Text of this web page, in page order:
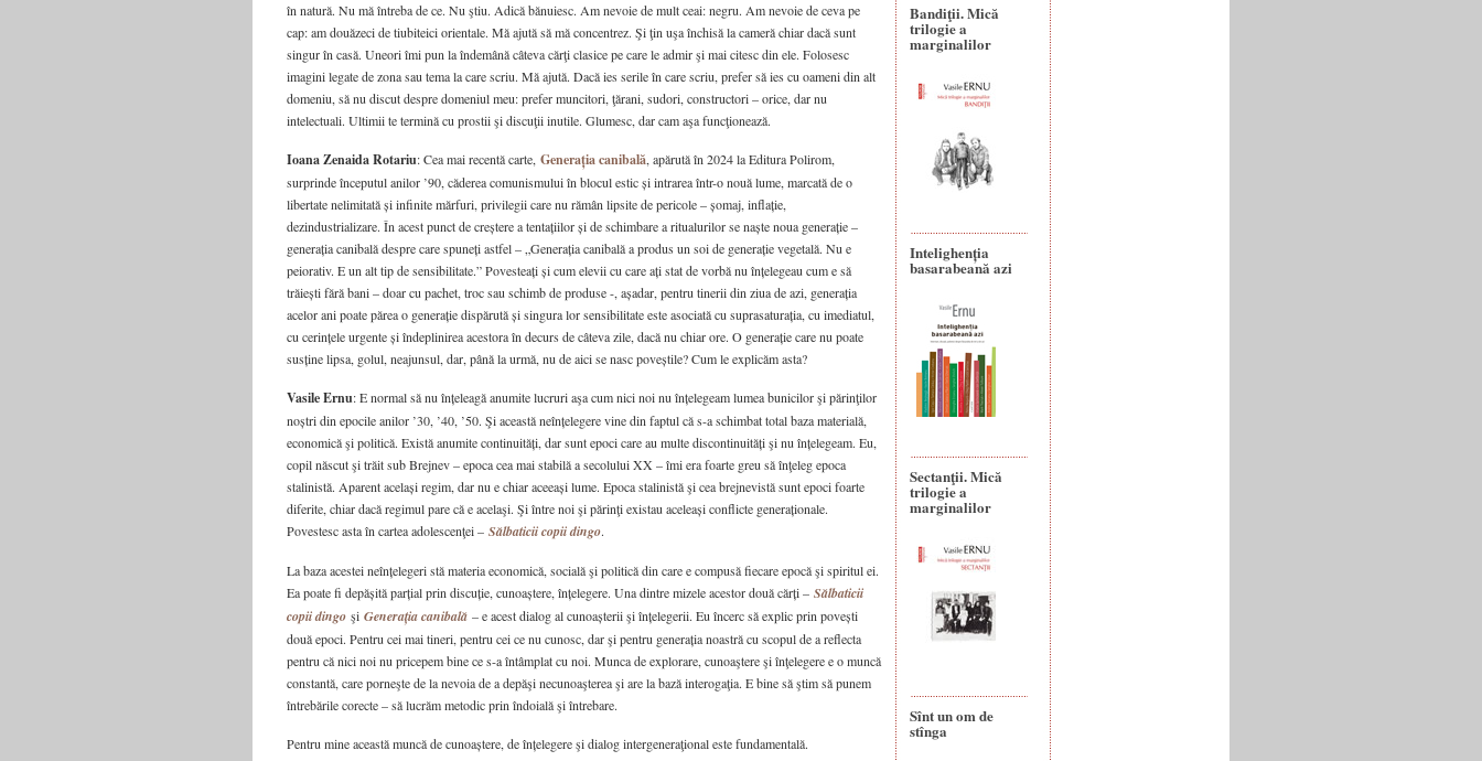
în natură. Nu mă întreba de ce. Nu ştiu. Adică bănuiesc. Am nevoie de mult ceai: negru. Am nevoie de ceva pe
cap: am douăzeci de tiubiteici orientale. Mă ajută să mă concentrez. Şi ţin uşa închisă la cameră chiar dacă sunt
singur în casă. Uneori îmi pun la îndemână câteva cărţi clasice pe care le admir şi mai citesc din ele. Folosesc
imagini legate de zona sau tema la care scriu. Mă ajută. Dacă ies serile în care scriu, prefer să ies cu oameni din alt
domeniu, să nu discut despre domeniul meu: prefer muncitori, ţărani, sudori, constructori – orice, dar nu
intelectuali. Ultimii te termină cu prostii şi discuţii inutile. Glumesc, dar cam aşa funcţionează.
Ioana Zenaida Rotariu: Cea mai recentă carte, Generația canibală, apărută în 2024 la Editura Polirom,
surprinde începutul anilor ’90, căderea comunismului în blocul estic și intrarea într-o nouă lume, marcată de o
libertate nelimitată și infinite mărfuri, privilegii care nu rămân lipsite de pericole – șomaj, inflație,
dezindustrializare. În acest punct de creștere a tentațiilor și de schimbare a ritualurilor se naște noua generație –
generația canibală despre care spuneți astfel – „Generația canibală a produs un soi de generație vegetală. Nu e
peiorativ. E un alt tip de sensibilitate.” Povesteați și cum elevii cu care ați stat de vorbă nu înțelegeau cum e să
trăiești fără bani – doar cu pachet, troc sau schimb de produse -, așadar, pentru tinerii din ziua de azi, generația
acelor ani poate părea o generație dispărută și singura lor sensibilitate este asociată cu suprasaturația, cu imediatul,
cu cerințele urgente și îndeplinirea acestora în decurs de câteva zile, dacă nu chiar ore. O generație care nu poate
susține lipsa, golul, neajunsul, dar, până la urmă, nu de aici se nasc poveștile? Cum le explicăm asta?
Vasile Ernu: E normal să nu înțeleagă anumite lucruri aşa cum nici noi nu înțelegeam lumea bunicilor şi părinţilor
noștri din epocile anilor ’30, ’40, ’50. Şi această neînțelegere vine din faptul că s-a schimbat total baza materială,
economică şi politică. Există anumite continuități, dar sunt epoci care au multe discontinuități şi nu înțelegeam. Eu,
copil născut şi trăit sub Brejnev – epoca cea mai stabilă a secolului XX – îmi era foarte greu să înţeleg epoca
stalinistă. Aparent același regim, dar nu e chiar aceeași lume. Epoca stalinistă şi cea brejnevistă sunt epoci foarte
diferite, chiar dacă regimul pare că e acelaşi. Şi între noi şi părinţi existau aceleași conflicte generaționale.
Povestesc asta în cartea adolescenţei – Sălbaticii copii dingo.
La baza acestei neînțelegeri stă materia economică, socială şi politică din care e compusă fiecare epocă şi spiritul ei.
Ea poate fi depășită parțial prin discuție, cunoaștere, înțelegere. Una dintre mizele acestor două cărți – Sălbaticii
copii dingo şi Generația canibală – e acest dialog al cunoașterii şi înțelegerii. Eu încerc să explic prin povești
două epoci. Pentru cei mai tineri, pentru cei ce nu cunosc, dar şi pentru generația noastră cu scopul de a reflecta
pentru că nici noi nu pricepem bine ce s-a întâmplat cu noi. Munca de explorare, cunoaştere şi înţelegere e o muncă
constantă, care porneşte de la nevoia de a depăşi necunoaşterea şi are la bază interogaţia. E bine să ştim să punem
întrebările corecte – să lucrăm metodic prin îndoială şi întrebare.
Pentru mine această muncă de cunoaștere, de înțelegere şi dialog intergeneraţional este fundamentală.
Bandiţii. Mică
trilogie a
marginalilor
Intelighenția
basarabeană azi
Sectanţii. Mică
trilogie a
marginalilor
Sînt un om de
stînga